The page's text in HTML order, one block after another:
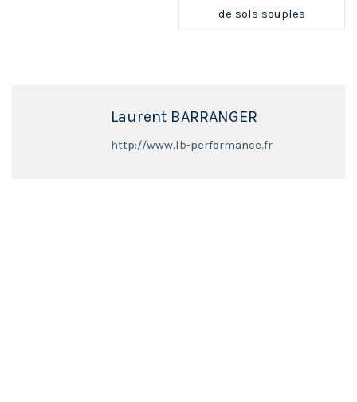
de sols souples
Laurent BARRANGER
http://www.lb-performance.fr